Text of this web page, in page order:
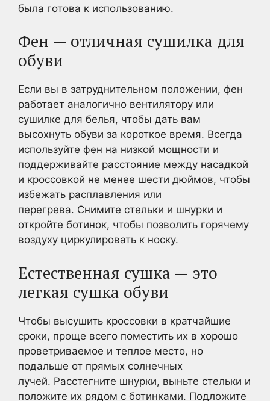
была готова к использованию.
Фен — отличная сушилка для
обуви
Если вы в затруднительном положении, фен
работает аналогично вентилятору или
сушилке для белья, чтобы дать вам
высохнуть обуви за короткое время. Всегда
используйте фен на низкой мощности и
поддерживайте расстояние между насадкой
и кроссовкой не менее шести дюймов, чтобы
избежать расплавления или
перегрева. Снимите стельки и шнурки и
откройте ботинок, чтобы позволить горячему
воздуху циркулировать к носку.
Естественная сушка — это
легкая сушка обуви
Чтобы высушить кроссовки в кратчайшие
сроки, проще всего поместить их в хорошо
проветриваемое и теплое место, но
подальше от прямых солнечных
лучей. Расстегните шнурки, выньте стельки и
положите их рядом с ботинками. Подложите